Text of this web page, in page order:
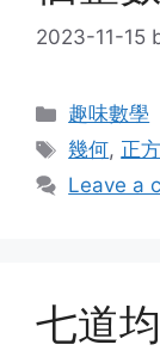
2023-11-15
Categories
趣味數學
Tags
幾何, 正
Leave a
七道